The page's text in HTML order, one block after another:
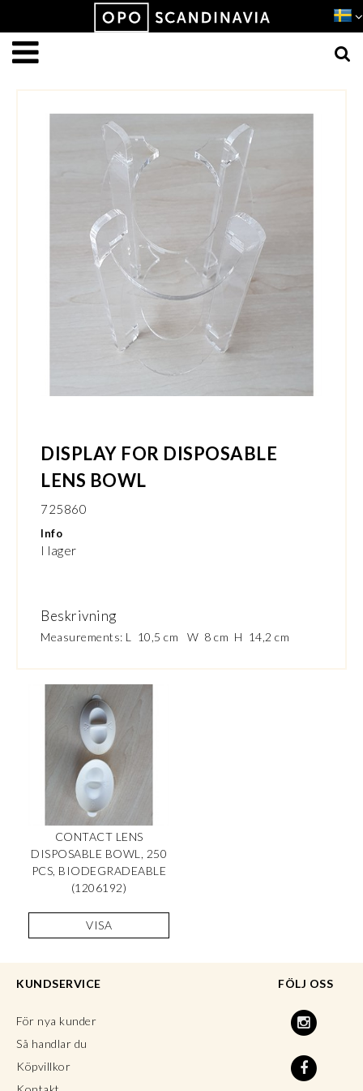
DISPLAY FOR DISPOSABLE
LENS BOWL
725860
Info
I lager
Beskrivning
Measurements: L 10,5 cm W 8 cm H 14,2 cm
CONTACT LENS
DISPOSABLE BOWL, 250
PCS, BIODEGRADEABLE
(1206192)
VISA
FÖLJ OSS
KUNDSERVICE
För nya kunder
Så handlar du
Köpvillkor
Produkten har lagts i din varukorg
VISA VARUKORGEN TILL KASSAN